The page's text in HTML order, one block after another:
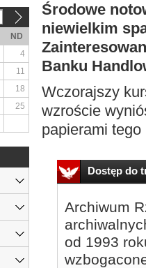
Środowe
niewielkim
Banku
Wczorajszy
wzroście
papierami tego
Dostęp do
Archiwum
od 1993
ND
4
11
18
25